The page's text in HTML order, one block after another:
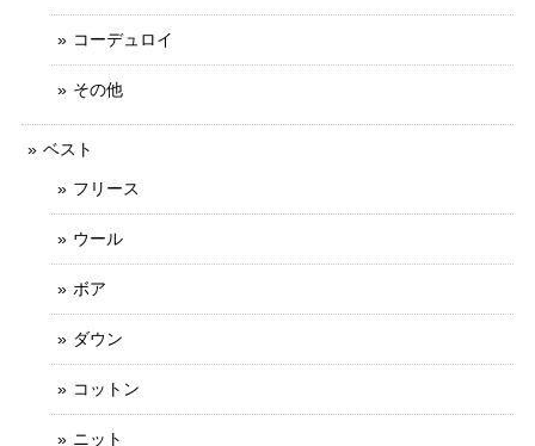
コーデュロイ
その他
ベスト
フリース
ウール
ボア
ダウン
コットン
ニット